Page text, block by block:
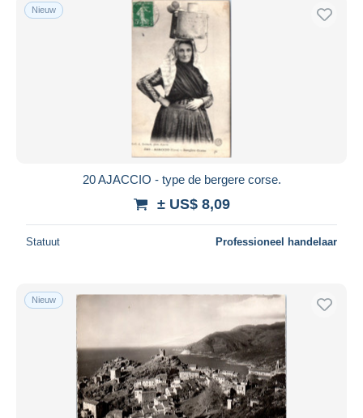
Nieuw
20 AJACCIO - type de bergere corse.
± US$ 8,09
Statuut Professioneel handelaar
Nieuw